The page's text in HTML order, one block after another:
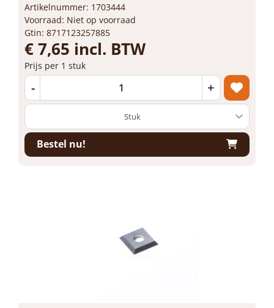
Artikelnummer: 1703444
Voorraad: Niet op voorraad
Gtin: 8717123257885
€ 7,65 incl. BTW
Prijs per 1 stuk
- +
Bestel nu!